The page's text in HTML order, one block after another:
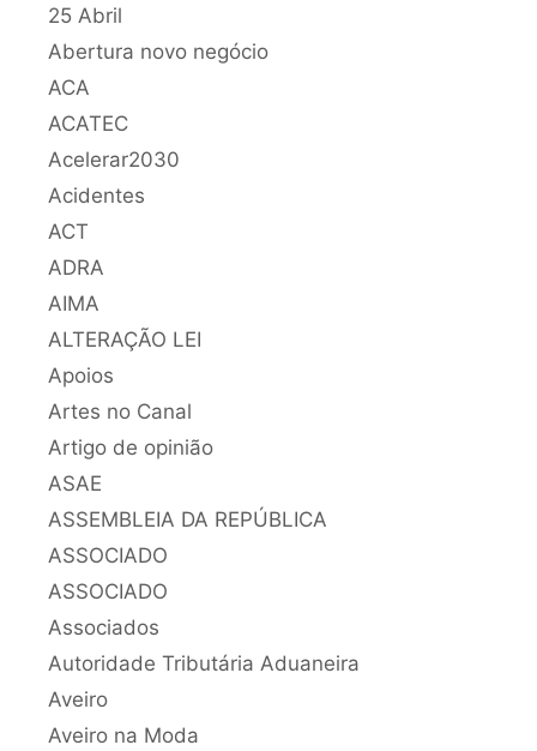
25 Abril
Abertura novo negócio
ACA
ACATEC
Acelerar2030
Acidentes
ACT
ADRA
AIMA
ALTERAÇÃO LEI
Apoios
Artes no Canal
Artigo de opinião
ASAE
ASSEMBLEIA DA REPÚBLICA
ASSOCIADO
ASSOCIADO
Associados
Autoridade Tributária Aduaneira
Aveiro
Aveiro na Moda